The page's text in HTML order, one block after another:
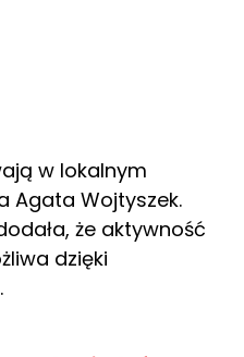
w lokalnym
Agata Wojtyszek.
że aktywność
dzięki